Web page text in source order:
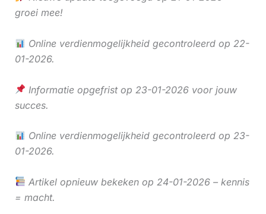
groei mee!
Online verdienmogelijkheid gecontroleerd op 22-
01-2026.
Informatie opgefrist op 23-01-2026 voor jouw
succes.
Online verdienmogelijkheid gecontroleerd op 23-
01-2026.
Artikel opnieuw bekeken op 24-01-2026 – kennis
= macht.